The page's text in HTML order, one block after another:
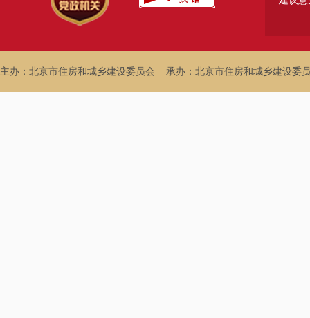
主办：北京市住房和城乡建设委员会 承办：北京市住房和城乡建设委